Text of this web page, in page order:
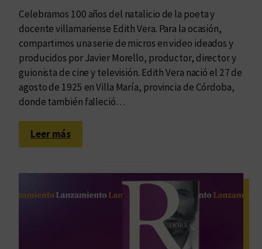
d
a
t
r
a
v
e
s
a
b
r
Celebramos 100 años del natalicio de la poeta y
docente villamariense Edith Vera. Para la ocasión,
compartimos una serie de micros en video ideados y
producidos por Javier Morello, productor, director y
guionista de cine y televisión. Edith Vera nació el 27 de
agosto de 1925 en Villa María, provincia de Córdoba,
donde también falleció…
Leer más:
A
0
0